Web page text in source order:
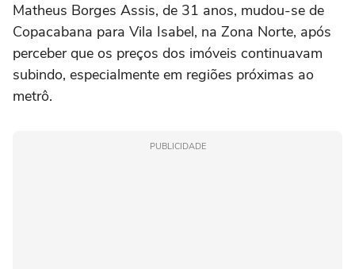
Matheus Borges Assis, de 31 anos, mudou-se de
Copacabana para Vila Isabel, na Zona Norte, após
perceber que os preços dos imóveis continuavam
subindo, especialmente em regiões próximas ao
metrô.
PUBLICIDADE